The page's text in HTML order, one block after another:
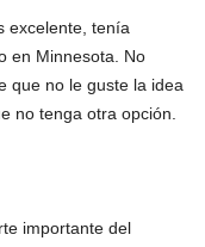
excelente, tenía
en Minnesota. No
que no le guste la idea
no tenga otra opción.
importante del